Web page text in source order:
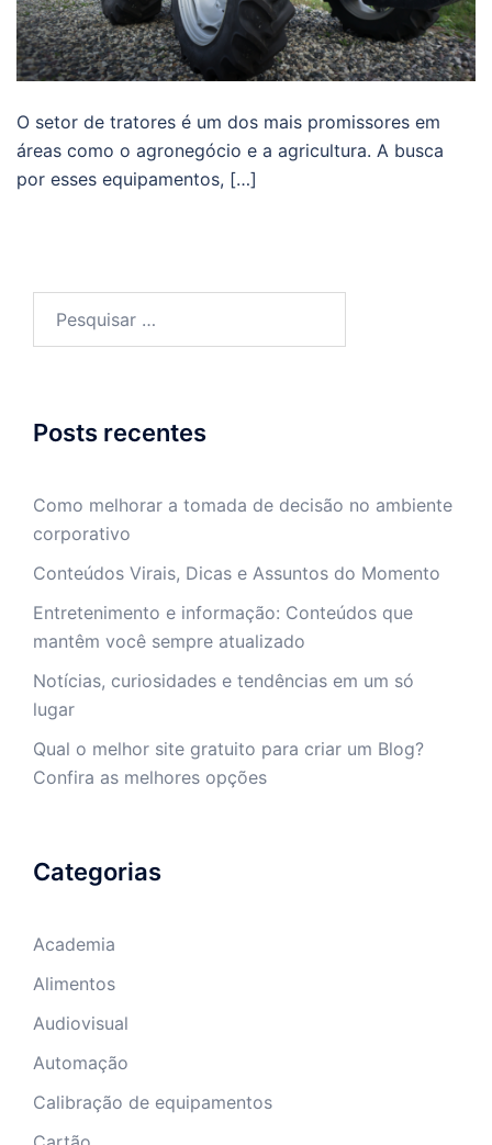
O setor de tratores é um dos mais promissores em
áreas como o agronegócio e a agricultura. A busca
por esses equipamentos, […]
por:
Posts recentes
Como melhorar a tomada de decisão no ambiente
corporativo
Conteúdos Virais, Dicas e Assuntos do Momento
Entretenimento e informação: Conteúdos que
mantêm você sempre atualizado
Notícias, curiosidades e tendências em um só
lugar
Qual o melhor site gratuito para criar um Blog?
Confira as melhores opções
Categorias
Academia
Alimentos
Audiovisual
Automação
Calibração de equipamentos